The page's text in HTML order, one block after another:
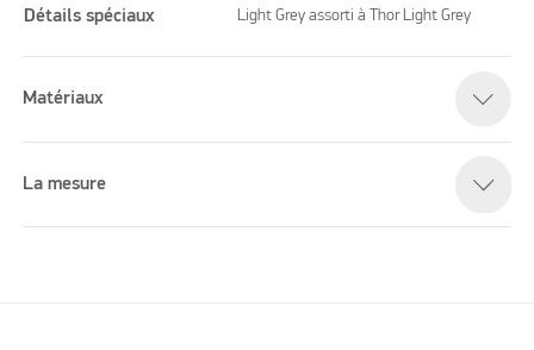
Détails spéciaux Light Grey assorti à Thor Light Grey
Matériaux
La mesure